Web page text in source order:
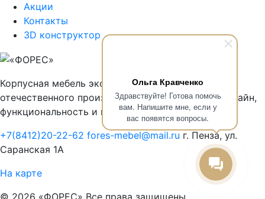
Ольга Кравченко
Здравствуйте! Готова помочь
вам. Напишите мне, если у
вас появятся вопросы.
Акции
Контакты
3D конструктор
Корпусная мебель эконом класса от крупнейшего
отечественного производителя: современный дизайн,
функциональность и непревзойденное качество
+7(8412)20-22-62 fores-mebel@mail.ru г. Пенза, ул.
Саранская 1А
На карте
© 2026 «ФОРЕС» Все права защищены